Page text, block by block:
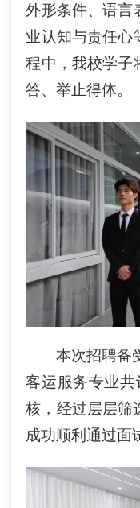
外形条件、语言
业认知与责任心
程中，我校学子
答、举止得体。
本次招聘备
客运服务专业
核，经过层层筛
成功顺利通过面